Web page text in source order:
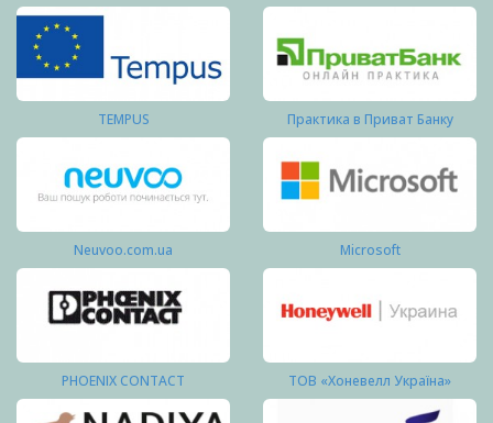
TEMPUS Практика в Приват Банку
Neuvoo.com.ua Microsoft
PHOENIX CONTACT ТОВ «Хоневелл Україна»